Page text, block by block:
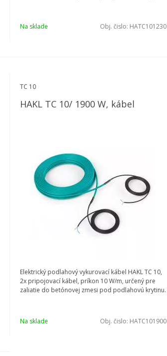
Na sklade Obj. čislo: HATC101230
TC 10
HAKL TC 10/ 1900 W, kábel
Elektrický podlahový vykurovací kábel HAKL TC 10,
2x pripojovací kábel, príkon 10 W/m, určený pre
zaliatie do betónovej zmesi pod podlahovú krytinu.
Na sklade Obj. čislo: HATC101900